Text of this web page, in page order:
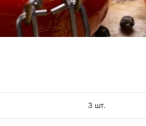
3 шт.